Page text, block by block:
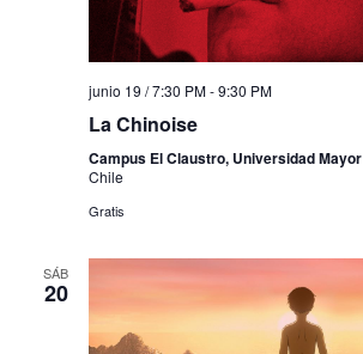
junio 19 / 7:30 PM-9:30 PM
La Chinoise
Campus El Claustro, Universidad Mayor
Chile
Gratis
SÁB
20